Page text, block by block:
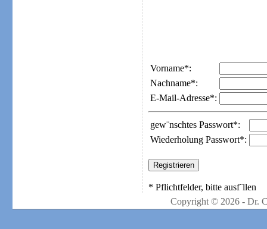
Vorname*:
Nachname*:
E-Mail-Adresse*:
gew¨nschtes Passwort*:
Wiederholung Passwort*:
* Pflichtfelder, bitte ausf¨llen
Copyright © 2026 - Dr.